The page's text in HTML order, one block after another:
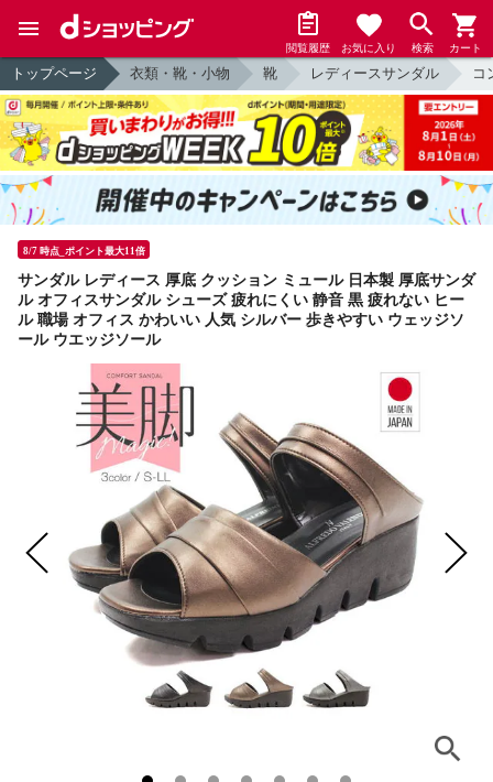
閲覧履歴 お気に入り 検索 カート
トップページ 衣類・靴・小物 靴 レディースサンダル コ
8/7 時点_ポイント最大11倍
サンダル レディース 厚底 クッション ミュール 日本製 厚底サンダ
ル オフィスサンダル シューズ 疲れにくい 静音 黒 疲れない ヒー
ル 職場 オフィス かわいい 人気 シルバー 歩きやすい ウェッジソ
ール ウエッジソール